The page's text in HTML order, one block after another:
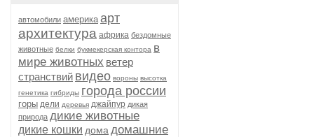
автомобили америка арт
архитектура африка бездомные
животные белки букмекерская контора в
мире животных ветер
странствий видео вороны высотка
генетика гибриды города россии
горы дели деревья джайпур дикая
природа дикие животные
дикие кошки дома домашние